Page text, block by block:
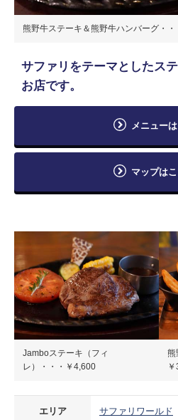
熊野牛ステーキ＆熊野牛ハンバーグ・
サファリをテーマとしたス
お店です。
メニュー
マップは
Jamboステーキ（フィ
レ）・・・￥4,600
熊
エリア サファリワールド